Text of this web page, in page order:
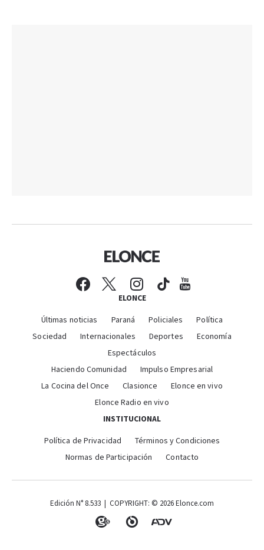
ELONCE
Últimas noticias Paraná Policiales
Política
Sociedad
Internacionales Deportes
Economía
Espectáculos
Haciendo Comunidad
Impulso Empresarial
La Cocina del Once
Clasionce
Elonce en vivo
Elonce Radio en vivo
INSTITUCIONAL
Política de Privacidad
Términos y Condiciones
Normas de Participación
Contacto
Edición N° 8.533 | COPYRIGHT: © 2026 Elonce.com